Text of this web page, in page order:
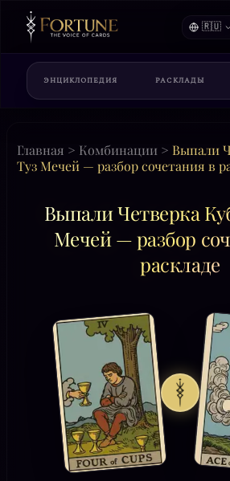
🇷🇺
ЭНЦИКЛОПЕДИЯ РАСКЛАДЫ
Главная > Комбинации > Выпали
Туз Мечей — разбор сочетания в
Выпали Четверка
Мечей — разбор
раскладе